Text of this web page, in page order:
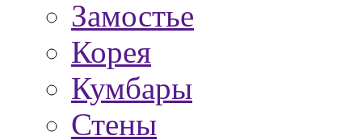
Замостье
Корея
Кумбары
Стены